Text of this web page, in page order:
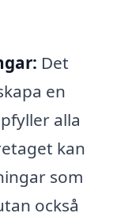
Det
en
alla
kan
som
också